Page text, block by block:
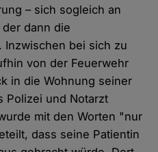
– sich sogleich an
dann die
Inzwischen bei sich zu
von der Feuerwehr
in die Wohnung seiner
Polizei und Notarzt
mit den Worten "nur
dass seine Patientin